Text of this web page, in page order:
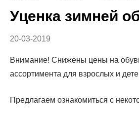
Уценка зимней
20-03-2019
Внимание! Снижены цены на
ассортимента для взрослых и
Предлагаем ознакомиться с